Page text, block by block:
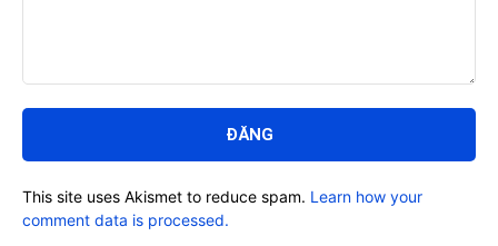
luận:
This site uses Akismet to reduce spam. Learn how your
comment data is processed.